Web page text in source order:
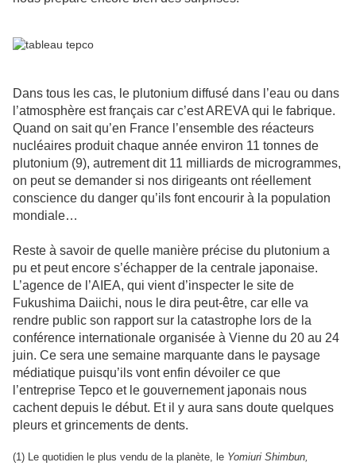
Dans tous les cas, le plutonium diffusé dans l’eau ou dans
l’atmosphère est français car c’est AREVA qui le fabrique.
Quand on sait qu’en France l’ensemble des réacteurs
nucléaires produit chaque année environ 11 tonnes de
plutonium (9), autrement dit 11 milliards de microgrammes,
on peut se demander si nos dirigeants ont réellement
conscience du danger qu’ils font encourir à la population
mondiale…
Reste à savoir de quelle manière précise du plutonium a
pu et peut encore s’échapper de la centrale japonaise.
L’agence de l’AIEA, qui vient d’inspecter le site de
Fukushima Daiichi, nous le dira peut-être, car elle va
rendre public son rapport sur la catastrophe lors de la
conférence internationale organisée à Vienne du 20 au 24
juin. Ce sera une semaine marquante dans le paysage
médiatique puisqu’ils vont enfin dévoiler ce que
l’entreprise Tepco et le gouvernement japonais nous
cachent depuis le début. Et il y aura sans doute quelques
pleurs et grincements de dents.
(1) Le quotidien le plus vendu de la planète, le Yomiuri Shimbun,